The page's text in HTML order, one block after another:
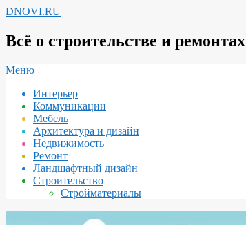
Перейти
содержимому
DNOVI.RU
Всё о строительстве и ремонтах
Вторичное
навигации
Меню
Интерьер
Коммуникации
Мебель
Архитектура и дизайн
Недвижимость
Ремонт
Ландшафтный дизайн
Строительство
Стройматериалы